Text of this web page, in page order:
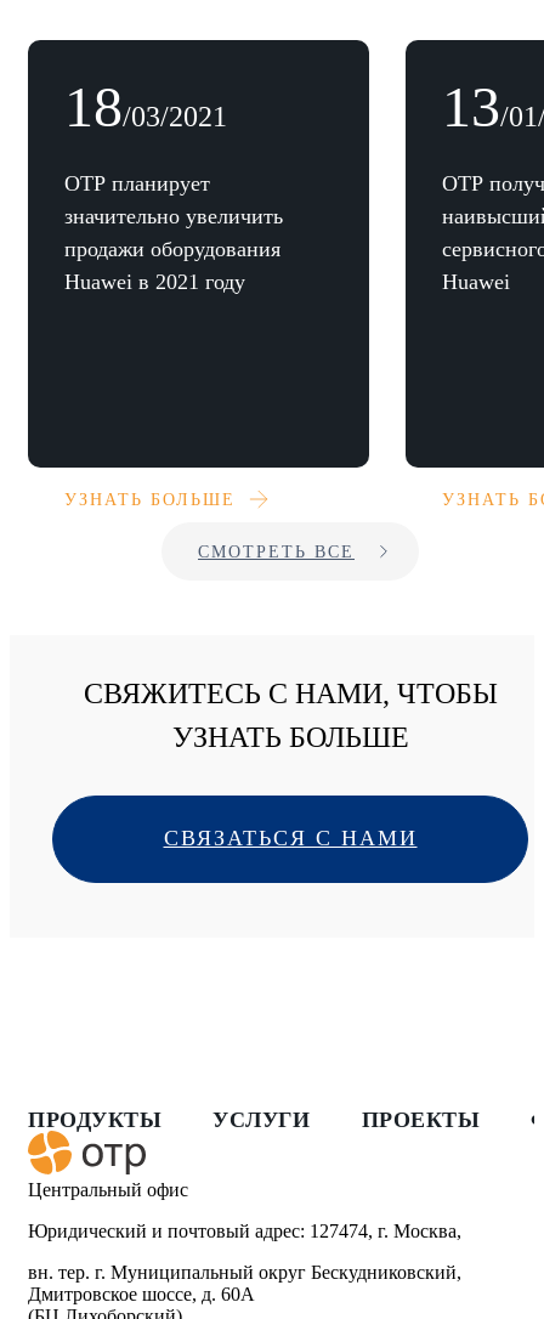
18/03/2021
ОТР планирует
значительно увеличить
продажи оборудования
Huawei в 2021 году
УЗНАТЬ БОЛЬШЕ
13/
ОТР
Huawei
УЗНАТЬ
СМОТРЕТЬ ВСЕ
СВЯЖИТЕСЬ С НАМИ, ЧТОБЫ
УЗНАТЬ БОЛЬШЕ
СВЯЗАТЬСЯ С НАМИ
ПРОДУКТЫ УСЛУГИ ПРОЕКТЫ
Центральный офис
Юридический и почтовый адрес: 127474, г. Москва,
вн. тер. г. Муниципальный округ Бескудниковский,
Дмитровское шоссе, д. 60А